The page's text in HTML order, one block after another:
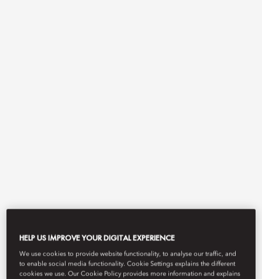
แมนดาริน โอเรียนเต็ล
HELP US IMPROVE YOUR DIGITAL EXPERIENCE
We use cookies to provide website functionality, to analyse our traffic, and
to enable social media functionality. Cookie Settings explains the different
cookies we use. Our Cookie Policy provides more information and explains